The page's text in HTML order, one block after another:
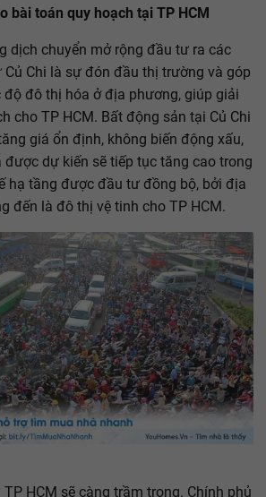
bài toán quy hoạch tại TP HCM
dịch chuyển mở rộng đầu tư ra các
Củ Chi là sự đón đầu thị trường và góp
đô thị hóa ở địa phương, giúp giải
cho TP HCM. Bất động sản tại Củ Chi
giá ổn định, không biến động xấu,
được dự kiến sẽ tiếp tục tăng cao trong
hạ tầng được đầu tư đồng bộ, bởi địa
đến là đô thị vệ tinh cho TP HCM.
HCM sẽ càng trầm trọng. Chính phủ